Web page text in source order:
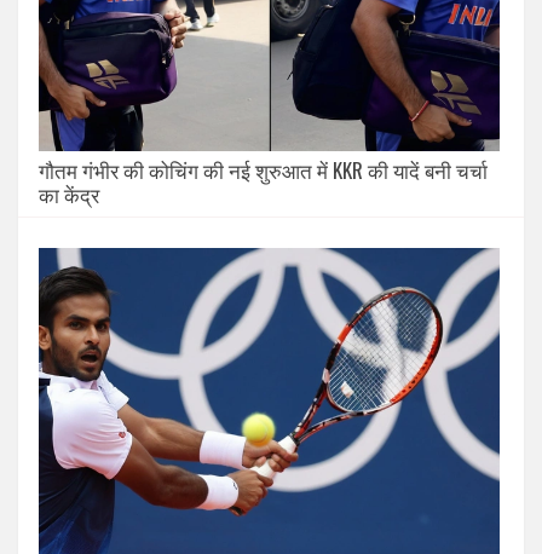
गौतम गंभीर की कोचिंग की नई शुरुआत में KKR की यादें बनी चर्चा
का केंद्र